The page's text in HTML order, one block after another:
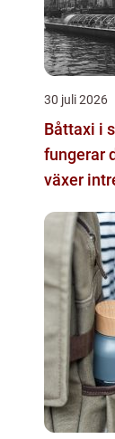
30 juli 2026
Båttaxi i
fungerar
växer